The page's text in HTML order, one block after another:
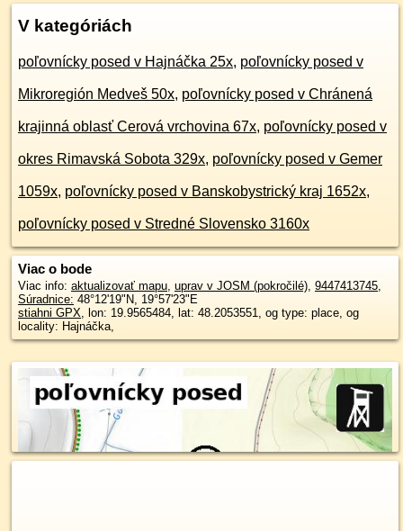
V kategóriách
poľovnícky posed v Hajnáčka 25x, poľovnícky posed v
Mikroregión Medveš 50x, poľovnícky posed v Chránená
krajinná oblasť Cerová vrchovina 67x, poľovnícky posed v
okres Rimavská Sobota 329x, poľovnícky posed v Gemer
1059x, poľovnícky posed v Banskobystrický kraj 1652x,
poľovnícky posed v Stredné Slovensko 3160x
Viac o bode
Viac info: aktualizovať mapu, uprav v JOSM (pokročilé), 9447413745,
Súradnice: 48°12'19"N, 19°57'23"E
stiahni GPX, lon: 19.9565484, lat: 48.2053551, og type: place, og
locality: Hajnáčka,